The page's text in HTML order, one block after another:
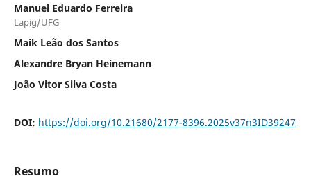
Manuel Eduardo Ferreira
Lapig/UFG
Maik Leão dos Santos
Alexandre Bryan Heinemann
João Vitor Silva Costa
DOI: https://doi.org/10.21680/2177-8396.2025v37n3ID39247
Resumo